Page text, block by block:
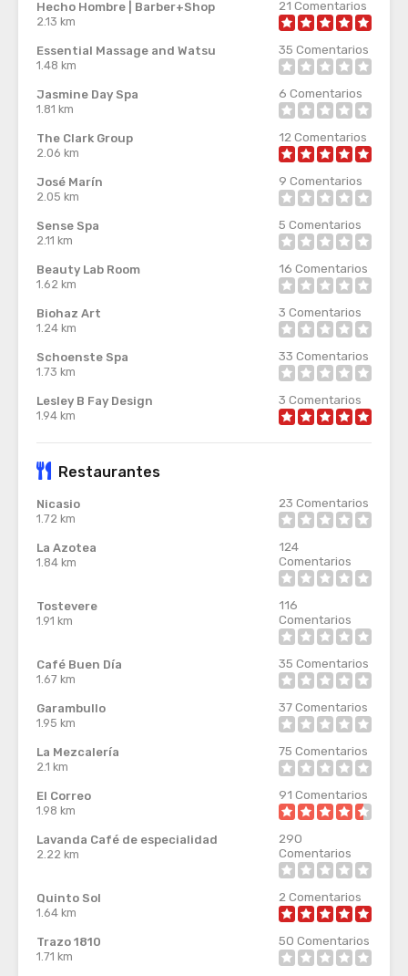
Hecho Hombre | Barber+Shop
2.13 km
21 Comentarios
Essential Massage and Watsu
1.48 km
35 Comentarios
Jasmine Day Spa
1.81 km
6 Comentarios
The Clark Group
2.06 km
12 Comentarios
José Marín
2.05 km
9 Comentarios
Sense Spa
2.11 km
5 Comentarios
Beauty Lab Room
1.62 km
16 Comentarios
Biohaz Art
1.24 km
3 Comentarios
Schoenste Spa
1.73 km
33 Comentarios
Lesley B Fay Design
1.94 km
3 Comentarios
Restaurantes
Nicasio
1.72 km
23 Comentarios
La Azotea
1.84 km
124
Comentarios
Tostevere
1.91 km
116
Comentarios
Café Buen Día
1.67 km
35 Comentarios
Garambullo
1.95 km
37Comentarios
La Mezcalería
2.1 km
75 Comentarios
El Correo
1.98 km
91 Comentarios
Lavanda Café de especialidad
2.22 km
290
Comentarios
Quinto Sol
1.64 km
2 Comentarios
Trazo 1810
1.71 km
50 Comentarios